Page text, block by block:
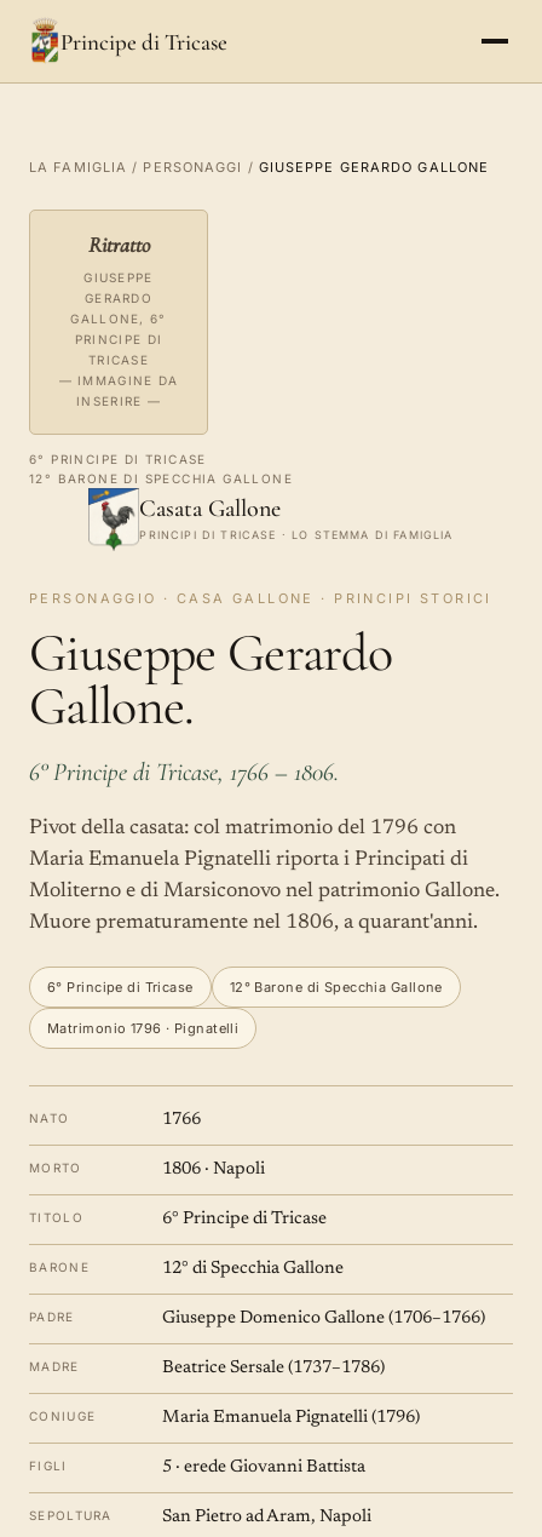
Principe di Tricase
LA FAMIGLIA / PERSONAGGI / GIUSEPPE GERARDO GALLONE
Ritratto
GIUSEPPE
GERARDO
GALLONE, 6°
PRINCIPE DI
TRICASE
— IMMAGINE DA
INSERIRE —
6° PRINCIPE DI TRICASE
12° BARONE DI SPECCHIA GALLONE
Casata Gallone
PRINCIPI DI TRICASE · LO STEMMA DI FAMIGLIA
PERSONAGGIO · CASA GALLONE · PRINCIPI STORICI
Giuseppe Gerardo
Gallone.
6° Principe di Tricase, 1766 – 1806.
Pivot della casata: col matrimonio del 1796 con
Maria Emanuela Pignatelli riporta i Principati di
Moliterno e di Marsiconovo nel patrimonio Gallone.
Muore prematuramente nel 1806, a quarant'anni.
6° Principe di Tricase 12° Barone di Specchia Gallone
Matrimonio 1796 · Pignatelli
NATO 1766
MORTO 1806 · Napoli
TITOLO 6° Principe di Tricase
BARONE 12° di Specchia Gallone
PADRE Giuseppe Domenico Gallone (1706–1766)
MADRE Beatrice Sersale (1737–1786)
CONIUGE Maria Emanuela Pignatelli (1796)
FIGLI 5 · erede Giovanni Battista
SEPOLTURA San Pietro ad Aram, Napoli